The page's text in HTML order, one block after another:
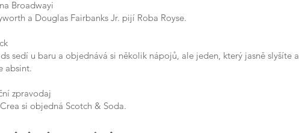
Broadwayi
a Douglas Fairbanks Jr. pijí Roba Royse.
sedí u baru a objednává si několik nápojů, ale jeden, který jasně slyšíte a
absint.
zpravodaj
si objedná Scotch & Soda.